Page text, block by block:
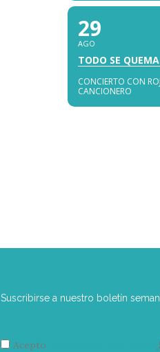
29
AGO
TODO SE QUEMA
CONCIERTO CON
CANCIONERO
Suscribirse a nuestro boletín
Acepto